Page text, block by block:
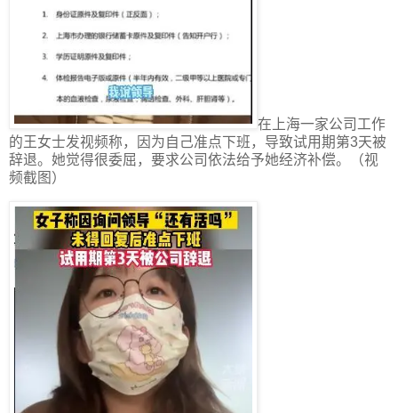
在上海一家公司工作
的王女士发视频称，因为自己准点下班，导致试用期第3天被
辞退。她觉得很委屈，要求公司依法给予她经济补偿。（视
频截图）